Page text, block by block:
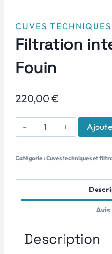
CUVES
Filtration
Fouin
220,00€
quantité
de
interne
Catégorie :Cuves techniques et
Avis
Description